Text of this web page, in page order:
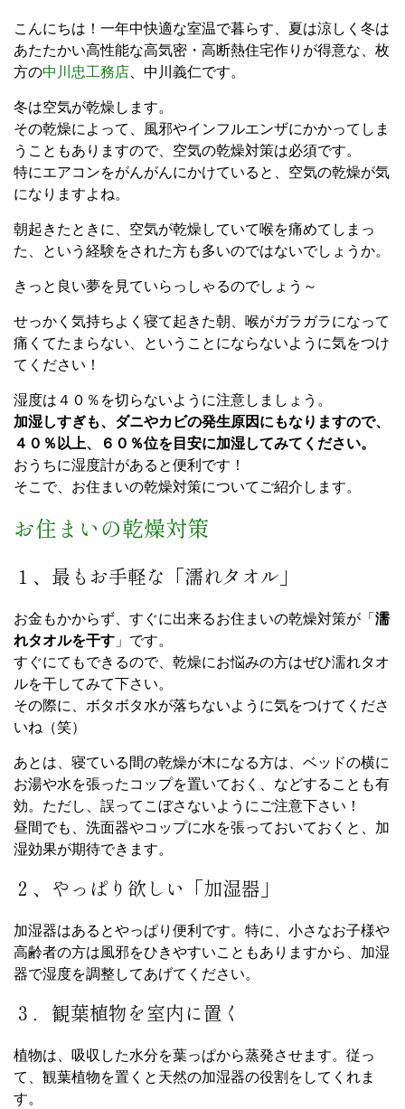
こんにちは！一年中快適な室温で暮らす、夏は涼しく冬は
あたたかい高性能な高気密・高断熱住宅作りが得意な、枚
方の中川忠工務店 、中川義仁です。
冬は空気が乾燥します。
その乾燥によって、風邪やインフルエンザにかかってしま
うこともありますので、空気の乾燥対策は必須です。
特にエアコンをがんがんにかけていると、空気の乾燥が気
になりますよね。
朝起きたときに、空気が乾燥していて喉を痛めてしまっ
た、という経験をされた方も多いのではないでしょうか。
きっと良い夢を見ていらっしゃるのでしょう～
せっかく気持ちよく寝て起きた朝、喉がガラガラになって
痛くてたまらない、ということにならないように気をつけ
てください！
湿度は４０％を切らないように注意しましょう。
加湿しすぎも、ダニやカビの発生原因にもなりますので、
４０％以上、６０％位を目安に加湿してみてください。
おうちに湿度計があると便利です！
そこで、お住まいの乾燥対策についてご紹介します。
お住まいの乾燥対策
１、最もお手軽な「濡れタオル」
お金もかからず、すぐに出来るお住まいの乾燥対策が「 濡
れタオルを干す 」です。
すぐにてもできるので、乾燥にお悩みの方はぜひ濡れタオ
ルを干してみて下さい。
その際に、ボタボタ水が落ちないように気をつけてくださ
いね（笑）
あとは、寝ている間の乾燥が木になる方は、ベッドの横に
お湯や水を張ったコップを置いておく、などすることも有
効。ただし、誤ってこぼさないようにご注意下さい！
昼間でも、洗面器やコップに水を張っておいておくと、加
湿効果が期待できます。
２、やっぱり欲しい「加湿器」
加湿器はあるとやっぱり便利です。特に、小さなお子様や
高齢者の方は風邪をひきやすいこともありますから、加湿
器で湿度を調整してあげてください。
３．観葉植物を室内に置く
植物は、吸収した水分を葉っぱから蒸発させます。従っ
て、観葉植物を置くと天然の加湿器の役割をしてくれま
す。